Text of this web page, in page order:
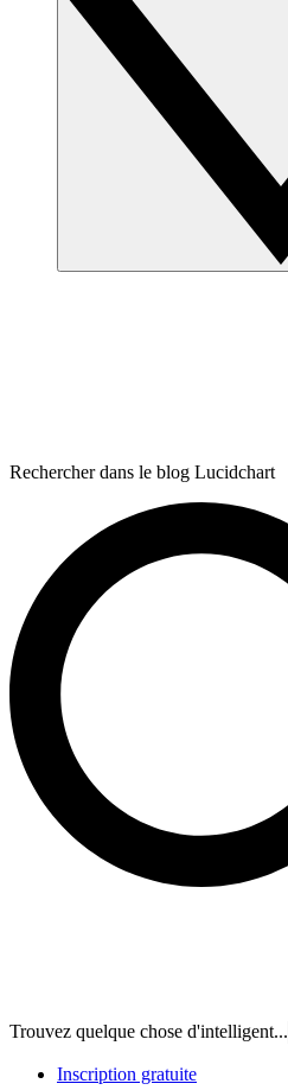
Rechercher dans le blog Lucidchart
Trouvez quelque chose d'intelligent...
Inscription gratuite